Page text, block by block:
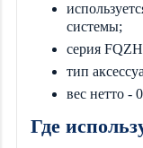
системы;
серия
тип
вес нетто -
Где